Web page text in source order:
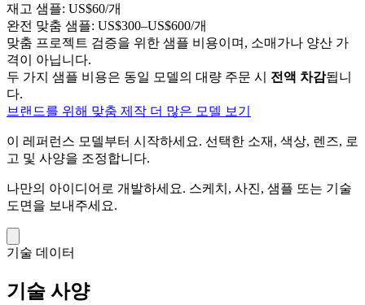
재고 샘플: US$60/개
완전 맞춤 샘플: US$300–US$600/개
맞춤 프로젝트 검증을 위한 샘플 비용이며, 소매가나 양산 가
격이 아닙니다.
두 가지 샘플 비용은 동일 모델의 대량 주문 시 전액 차감됩니
다.
브랜드를 위해 맞춤 제작 더 많은 모델 보기
이 레퍼런스 모델부터 시작하세요. 선택한 소재, 색상, 렌즈, 로
고 및 사양을 조정합니다.
나만의 아이디어로 개발하세요. 스케치, 사진, 샘플 또는 기술
도면을 보내주세요.
기술 데이터
기술 사양